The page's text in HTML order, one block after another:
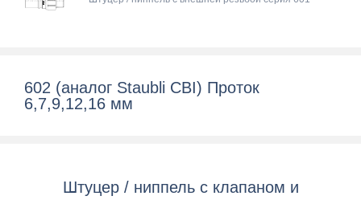
602 (аналог Staubli CBI) Проток
6,7,9,12,16 мм
Штуцер / ниппель с клапаном и